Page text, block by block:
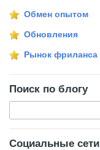
Обмен опытом
Обновления
Рынок фриланса
Поиск по блогу
Социальные сети